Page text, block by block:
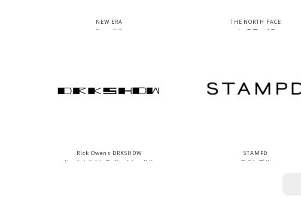
NEW ERA
ニューエラ
THE NORTH FACE
ノースフェイス
Rick Owens DRKSHDW
リックオウエンス ダークシャドウ
STAMPD
スタンプド